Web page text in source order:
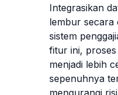
Integrasikan
lembur secara
sistem
fitur ini,
menjadi lebih
sepenuhnya
mengurangi